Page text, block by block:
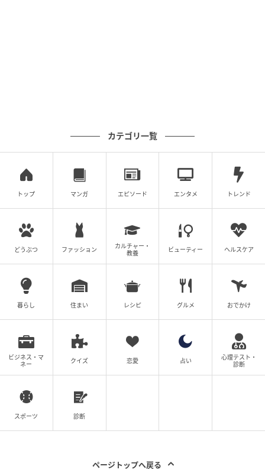
カテゴリ一覧
トップ マンガ エピソード エンタメ トレンド
どうぶつ ファッション
カルチャー・
教養
ビューティー ヘルスケア
暮らし 住まい レシピ グルメ おでかけ
ビジネス・マ
ネー
クイズ 恋愛 占い
心理テスト・
診断
スポーツ 診断
ページトップへ戻る